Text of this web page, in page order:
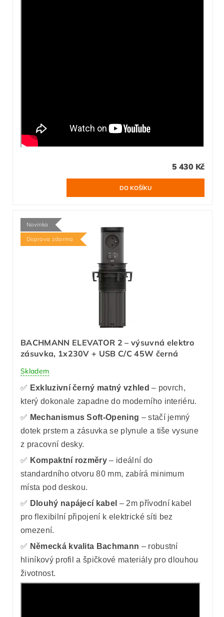
5 430 Kč
Novinka
Doprava zdarma
BACHMANN ELEVATOR 2 – výsuvná elektro
zásuvka, 1x230V + USB C/C 45W černá
Skladem
✅ Exkluzivní černý matný vzhled – povrch,
který dokonale zapadne do moderního interiéru.
✅ Mechanismus Soft-Opening – stačí jemný
dotek prstem a zásuvka se plynule a tiše vysune
z pracovní desky.
✅ Kompaktní rozměry – ideální do
standardního otvoru 80 mm, zabírá minimum
místa pod deskou.
✅ Dlouhý napájecí kabel – 2m přívodní kabel
pro flexibilní připojení k elektrické síti bez
omezení.
✅ Německá kvalita Bachmann – robustní
hliníkový profil a špičkové materiály pro dlouhou
životnost.